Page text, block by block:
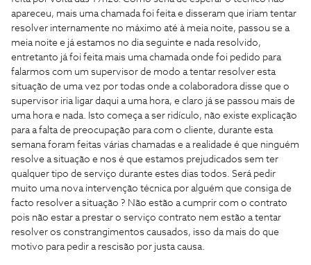
apareceu, mais uma chamada foi feita e disseram que iriam tentar
resolver internamente no máximo até à meia noite, passou se a
meia noite e já estamos no dia seguinte e nada resolvido,
entretanto já foi feita mais uma chamada onde foi pedido para
falarmos com um supervisor de modo a tentar resolver esta
situação de uma vez por todas onde a colaboradora disse que o
supervisor iria ligar daqui a uma hora, e claro já se passou mais de
uma hora e nada. Isto começa a ser ridículo, não existe explicação
para a falta de preocupação para com o cliente, durante esta
semana foram feitas várias chamadas e a realidade é que ninguém
resolve a situação e nos é que estamos prejudicados sem ter
qualquer tipo de serviço durante estes dias todos. Será pedir
muito uma nova intervenção técnica por alguém que consiga de
facto resolver a situação ? Não estão a cumprir com o contrato
pois não estar a prestar o serviço contrato nem estão a tentar
resolver os constrangimentos causados, isso da mais do que
motivo para pedir a rescisão por justa causa.